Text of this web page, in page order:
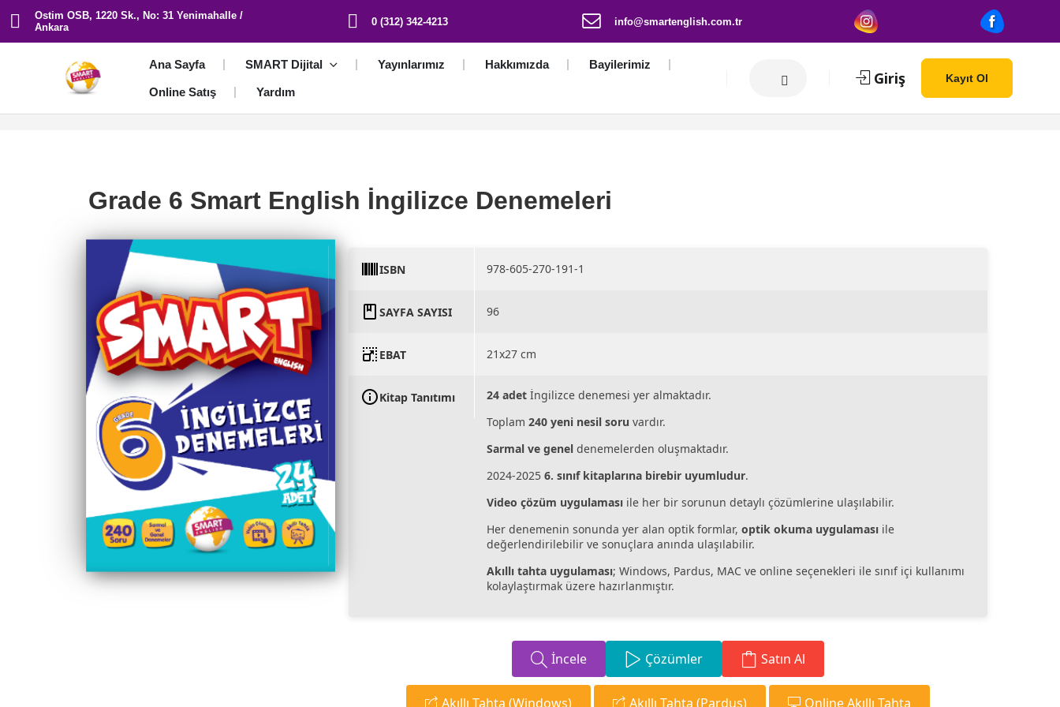
Ostim OSB, 1220 Sk., No: 31 Yenimahalle /
Ankara
0 (312) 342-4213 info@smartenglish.com.tr
Ana Sayfa SMART Dijital Yayınlarımız Hakkımızda Bayilerimiz
Online Satış Yardım
Giriş Kayıt Ol
Grade 6 Smart English İngilizce Denemeleri
ISBN 978-605-270-191-1
SAYFA SAYISI 96
EBAT 21x27 cm
Kitap Tanıtımı 24 adet İngilizce denemesi yer almaktadır.
Toplam 240 yeni nesil soru vardır.
Sarmal ve genel denemelerden oluşmaktadır.
2024-2025 6. sınıf kitaplarına birebir uyumludur.
Video çözüm uygulaması ile her bir sorunun detaylı çözümlerine ulaşılabilir.
Her denemenin sonunda yer alan optik formlar, optik okuma uygulaması ile
değerlendirilebilir ve sonuçlara anında ulaşılabilir.
Akıllı tahta uygulaması; Windows, Pardus, MAC ve online seçenekleri ile sınıf içi kullanımı
kolaylaştırmak üzere hazırlanmıştır.
İncele Çözümler Satın Al
Akıllı Tahta (Windows) Akıllı Tahta (Pardus) Online Akıllı Tahta